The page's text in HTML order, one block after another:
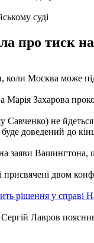
суді
про тиск на
коли Москва може
Марія Захарова
Савченко) не
доведений до
заяви
присвячені двом
рішення у справі
Лавров